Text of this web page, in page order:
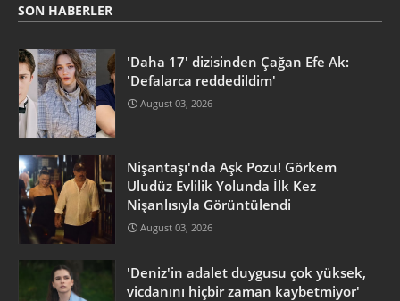
SON HABERLER
'Daha 17' dizisinden Çağan Efe Ak:
'Defalarca reddedildim'
August 03, 2026
Nişantaşı'nda Aşk Pozu! Görkem
Uludüz Evlilik Yolunda İlk Kez
Nişanlısıyla Görüntülendi
August 03, 2026
'Deniz'in adalet duygusu çok yüksek,
vicdanını hiçbir zaman kaybetmiyor'